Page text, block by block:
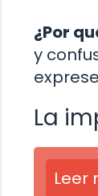
¿Por
y
La
Leer